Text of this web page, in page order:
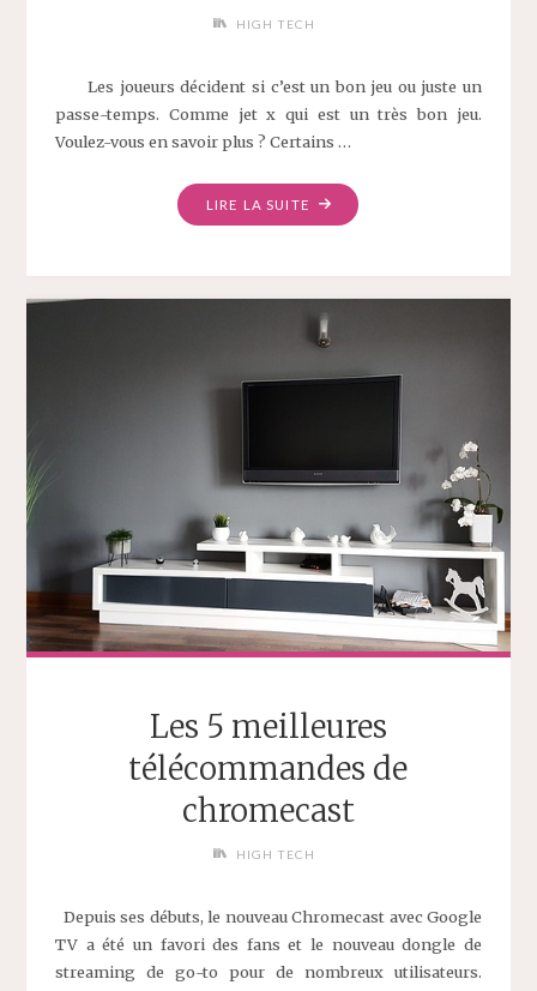
HIGH TECH
Les joueurs décident si c’est un bon jeu ou juste un
passe-temps. Comme jet x qui est un très bon jeu.
Voulez-vous en savoir plus ? Certains …
LIRE LA SUITE
Les 5 meilleures
télécommandes de
chromecast
HIGH TECH
Depuis ses débuts, le nouveau Chromecast avec Google
TV a été un favori des fans et le nouveau dongle de
streaming de go-to pour de nombreux utilisateurs.